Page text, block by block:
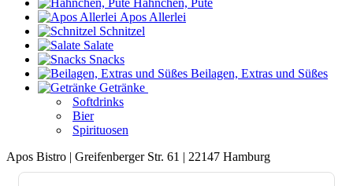
Hähnchen, Pute
Apos Allerlei
Schnitzel
Salate
Snacks
Beilagen, Extras und Süßes
Getränke
Softdrinks
Bier
Spirituosen
Apos Bistro | Greifenberger Str. 61 | 22147 Hamburg